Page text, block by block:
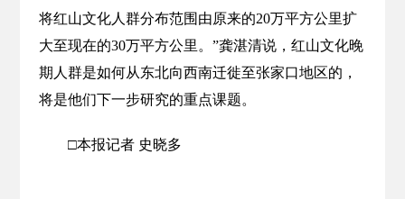
将红山文化人群分布范围由原来的20万平方公里扩
大至现在的30万平方公里。”龚湛清说，红山文化晚
期人群是如何从东北向西南迁徙至张家口地区的，
将是他们下一步研究的重点课题。
□本报记者 史晓多